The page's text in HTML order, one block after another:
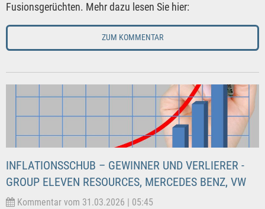
Fusionsgerüchten. Mehr dazu lesen Sie hier:
ZUM KOMMENTAR
INFLATIONSSCHUB – GEWINNER UND VERLIERER -
GROUP ELEVEN RESOURCES, MERCEDES BENZ, VW
Kommentar vom 31.03.2026 | 05:45